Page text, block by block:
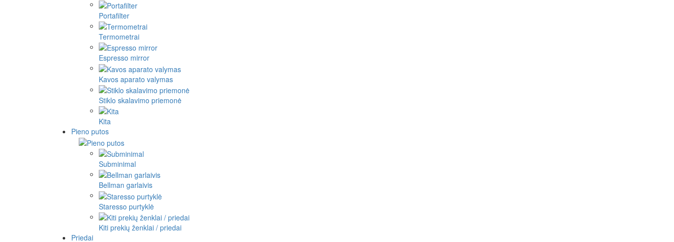
Portafilter
Termometrai
Espresso mirror
Kavos aparato valymas
Stiklo skalavimo priemonė
Kita
Pieno putos
Subminimal
Bellman garlaivis
Staresso purtyklė
Kiti prekių ženklai / priedai
Priedai